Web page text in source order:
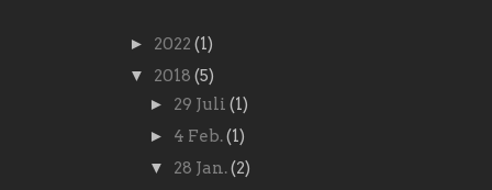
► 2022 (1)
▼ 2018 (5)
► 29 Juli (1)
► 4 Feb.(1)
▼ 28 Jan.(2)